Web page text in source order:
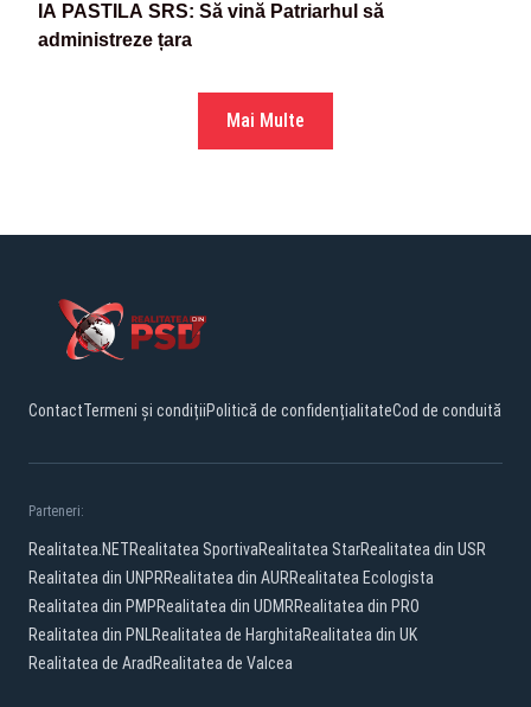
IA PASTILA SRS: Să vină Patriarhul să
administreze țara
Mai Multe
ContactTermeni și condițiiPolitică de confidențialitateCod de conduită
Parteneri:
Realitatea.NETRealitatea SportivaRealitatea StarRealitatea din USR
Realitatea din UNPRRealitatea din AURRealitatea Ecologista
Realitatea din PMPRealitatea din UDMRRealitatea din PRO
Realitatea din PNLRealitatea de HarghitaRealitatea din UK
Realitatea de Arad Realitatea de Valcea